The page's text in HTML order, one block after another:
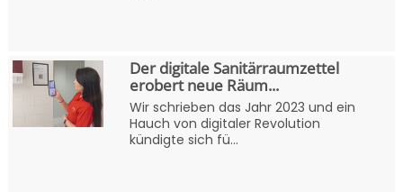
Der digitale Sanitärraumzettel
erobert neue Räum...
Wir schrieben das Jahr 2023 und ein
Hauch von digitaler Revolution
kündigte sich fü...